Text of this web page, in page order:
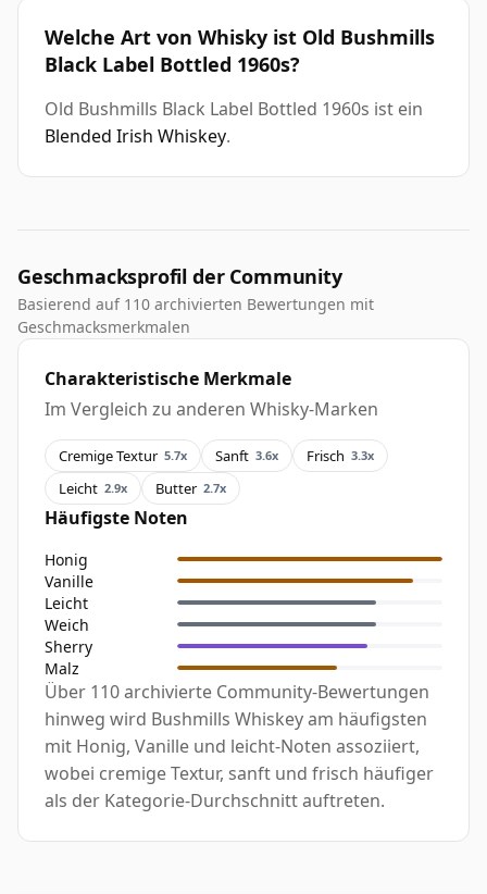
Welche Art von Whisky ist Old Bushmills
Black Label Bottled 1960s?
Old Bushmills Black Label Bottled 1960s ist ein
Blended Irish Whiskey.
Geschmacksprofil der Community
Basierend auf 110 archivierten Bewertungen mit
Geschmacksmerkmalen
Charakteristische Merkmale
Im Vergleich zu anderen Whisky-Marken
Cremige Textur 5.7x Sanft 3.6x Frisch 3.3x
Leicht 2.9x Butter 2.7x
Häufigste Noten
Honig
Vanille
Leicht
Weich
Sherry
Malz
Über 110 archivierte Community-Bewertungen
hinweg wird Bushmills Whiskey am häufigsten
mit Honig, Vanille und leicht-Noten assoziiert,
wobei cremige Textur, sanft und frisch häufiger
als der Kategorie-Durchschnitt auftreten.